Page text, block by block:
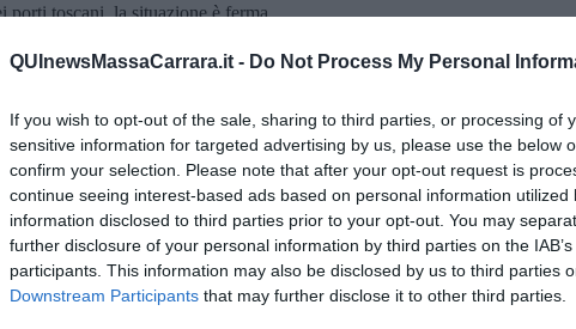
QUInewsMassaCarrara.it - Do Not Process My Personal
If you wish to opt-out of the sale, sharing to third parties, or processing of
sensitive information for targeted advertising by us, please use the below
confirm your selection. Please note that after your opt-out request is
continue seeing interest-based ads based on personal information utilized
information disclosed to third parties prior to your opt-out. You may
further disclosure of your personal information by third parties on the
participants. This information may also be disclosed by us to third parties
Downstream Participants that may further disclose it to other third parties.
porti toscani, la situazione è ferma.
della Toscana iscriviti allaNewsletter QUInews - ToscanaMedia.
direttamente nella tua casella di posta.
il porto